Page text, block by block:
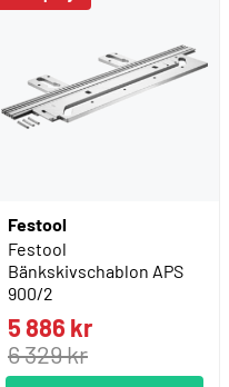
Festool
Festool
Bänkskivschablon APS
900/2
5 886 kr
6 329 kr